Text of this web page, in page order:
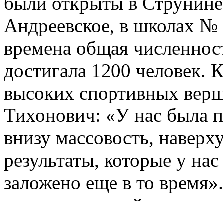
Андреевское, в школах
времена общая
достигала 1200 человек.
высоких спортивных
Тихонович: «У нас была
внизу массовость,
результаты, которые у
заложено еще в то